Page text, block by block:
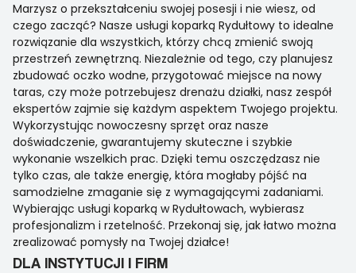
Marzysz o przekształceniu swojej posesji i nie wiesz, od
czego zacząć? Nasze usługi koparką Rydułtowy to idealne
rozwiązanie dla wszystkich, którzy chcą zmienić swoją
przestrzeń zewnętrzną. Niezależnie od tego, czy planujesz
zbudować oczko wodne, przygotować miejsce na nowy
taras, czy może potrzebujesz drenażu działki, nasz zespół
ekspertów zajmie się każdym aspektem Twojego projektu.
Wykorzystując nowoczesny sprzęt oraz nasze
doświadczenie, gwarantujemy skuteczne i szybkie
wykonanie wszelkich prac. Dzięki temu oszczędzasz nie
tylko czas, ale także energię, która mogłaby pójść na
samodzielne zmaganie się z wymagającymi zadaniami.
Wybierając usługi koparką w Rydułtowach, wybierasz
profesjonalizm i rzetelność. Przekonaj się, jak łatwo można
zrealizować pomysły na Twojej działce!
DLA INSTYTUCJI I FIRM